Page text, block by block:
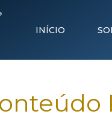
INÍCIO